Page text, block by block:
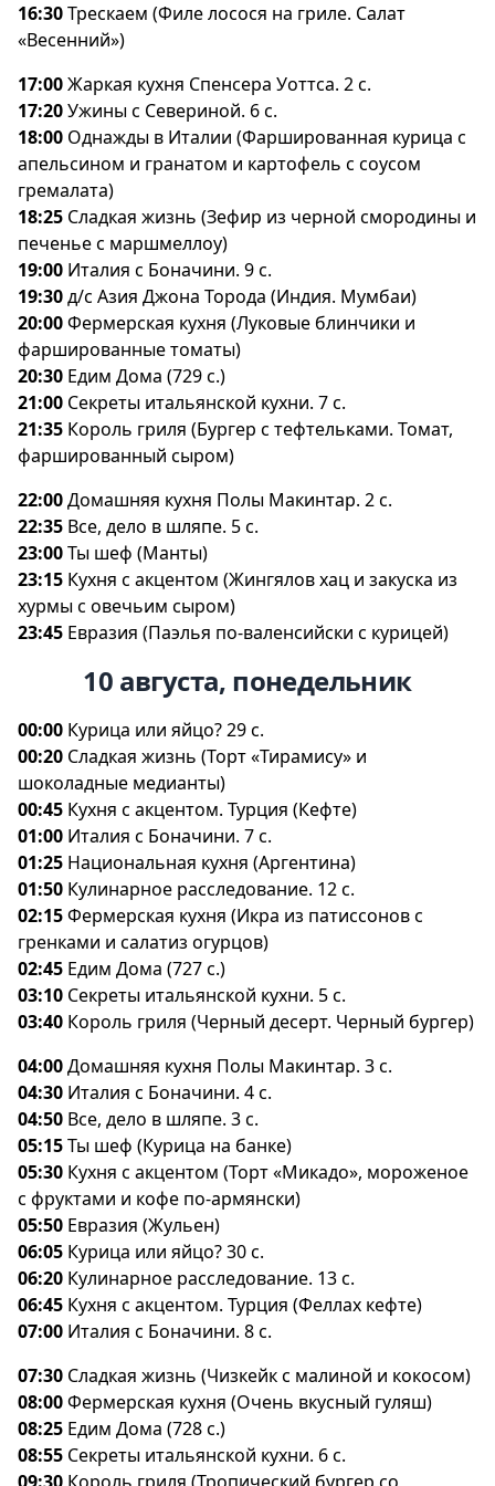
16:30Трескаем (Филе лосося на гриле. Салат
«Весенний»)
17:00Жаркая кухня Спенсера Уоттса. 2 с.
17:20Ужины с Севериной. 6 с.
18:00 Однажды в Италии (Фаршированная курица с
апельсином и гранатом и картофель с соусом
ремалата)
18:25 Сладкая жизнь (Зефир из черной смородины и
печенье с маршмеллоу)
19:00 Италия с Боначини. 9 с.
19:30д/с Азия Джона Торода (Индия. Мумбаи)
20:00Фермерская кухня (Луковые блинчики и
фаршированные томаты)
20:30 Едим Дома (729 с.)
21:00 Секреты итальянской кухни. 7 с.
21:35 Король гриля (Бургер с тефтельками. Томат,
фаршированный сыром)
22:00Домашняя кухня Полы Макинтар. 2 с.
22:35 се, дело в шляпе. 5 с.
23:00Ты шеф (Манты)
23:15 Кухня с акцентом (Жингялов хац и закуска из
хурмы с овечьим сыром)
23:45 Евразия (Паэлья по-валенсийски с курицей)
10 августа, понедельник
00:00 Курица или яйцо? 29 с.
00:20 Сладкая жизнь (Торт «Тирамису» и
шоколадные медианты)
00:45 Кухня с акцентом. Турция (Кефте)
01:00 Италия с Боначини. 7 с.
01:25 Национальная кухня (Аргентина)
01:50 Кулинарное расследование. 12 с.
02:15Фермерская кухня (Икра из патиссонов с
ренками и салатиз огурцов)
02:45 Едим Дома (727 с.)
03:10 Секреты итальянской кухни. 5 с.
03:40 Король гриля (Черный десерт. Черный бургер)
04:00Домашняя кухня Полы Макинтар. 3 с.
04:30 Италия с Боначини. 4 с.
04:50 се, дело в шляпе. 3 с.
05:15Ты шеф (Курица на банке)
05:30 Кухня с акцентом (Торт «Микадо», мороженое
с фруктами и кофе по-армянски)
05:50 Евразия (Жульен)
06:05 Курица или яйцо? 30 с.
06:20 Кулинарное расследование. 13 с.
06:45 Кухня с акцентом. Турция (Феллах кефте)
07:00 Италия с Боначини. 8 с.
07:30 Сладкая жизнь (Чизкейк с малиной и кокосом)
08:00Фермерская кухня (Очень вкусный гуляш)
08:25 Едим Дома (728 с.)
08:55 Секреты итальянской кухни. 6 с.